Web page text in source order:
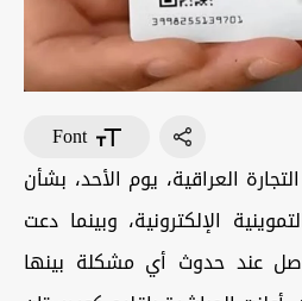
Font
العراقية، يوم الأحد، بشأن
الإلكترونية، وبينما دعت
عند حدوث أي مشكلة بينها